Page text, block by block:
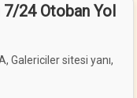
24 Otoban Yol
Galericiler sitesi yanı,